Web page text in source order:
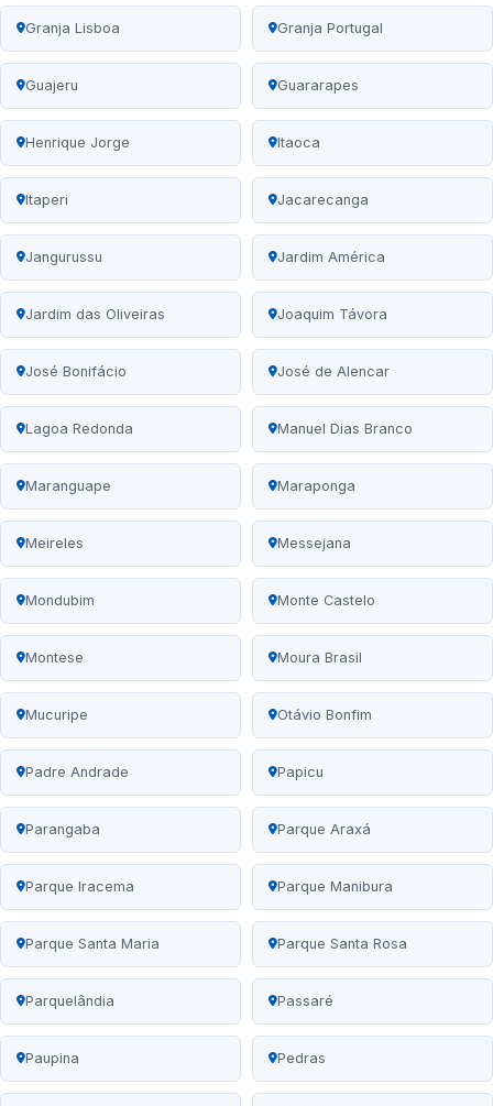
Granja Lisboa Granja Portugal
Guajeru Guararapes
Henrique Jorge Itaoca
Itaperi Jacarecanga
Jangurussu Jardim América
Jardim das Oliveiras Joaquim Távora
José Bonifácio José de Alencar
Lagoa Redonda Manuel Dias Branco
Maranguape Maraponga
Meireles Messejana
Mondubim Monte Castelo
Montese Moura Brasil
Mucuripe Otávio Bonfim
Padre Andrade Papicu
Parangaba Parque Araxá
Parque Iracema Parque Manibura
Parque Santa Maria Parque Santa Rosa
Parquelândia Passaré
Paupina Pedras